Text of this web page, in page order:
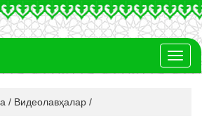
/ Видеолавҳалар /